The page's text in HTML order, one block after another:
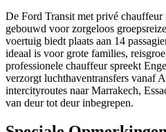
De Ford Transit met privé
gebouwd voor zorgeloos
voertuig biedt plaats aan 14
ideaal is voor grote families,
professionele chauffeur spreekt
verzorgt luchthaventransfers vanaf
intercityroutes naar Marrakech,
van deur tot deur inbegrepen.